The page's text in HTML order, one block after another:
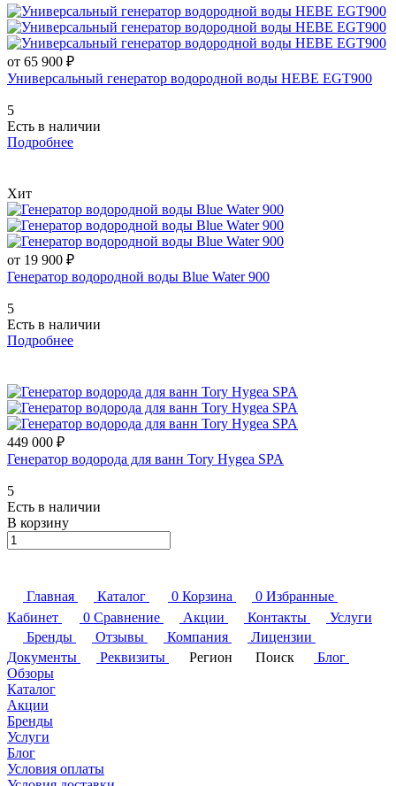
от 65 900 ₽
Универсальный генератор водородной воды HEBE EGT900
5
Есть в наличии
Подробнее
Хит
от 19 900 ₽
Генератор водородной воды Blue Water 900
5
Есть в наличии
Подробнее
449 000 ₽
Генератор водорода для ванн Tory Hygea SPA
5
Есть в наличии
В корзину
Главная Каталог 0 Корзина 0 Избранные
Кабинет
0 Сравнение Акции Контакты
Услуги
Бренды
Отзывы Компания
Лицензии
Документы
Реквизиты Регион Поиск
Блог
Обзоры
Каталог
Акции
Бренды
Услуги
Блог
Условия оплаты